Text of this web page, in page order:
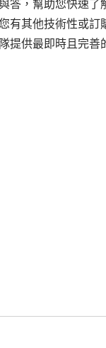
答，幫助您快速了
有其他技術性或訂
提供最即時且完善